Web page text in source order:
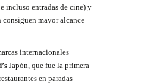
incluso entradas de cine) y
consiguen mayor alcance
internacionales
Japón, que fue la primera
en paradas